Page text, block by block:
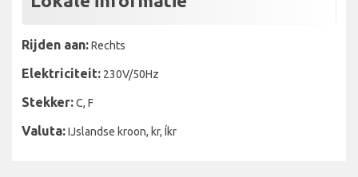
Rijden aan:Rechts
Elektriciteit: 230V/50Hz
Stekker:C, F
Valuta:IJslandse kroon, kr, Íkr